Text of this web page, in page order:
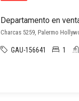
Charcas 5259, Palermo
GAU-156641 1